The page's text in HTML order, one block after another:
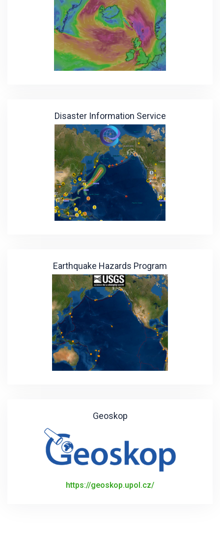
Disaster Information Service
Earthquake Hazards Program
Geoskop
https://geoskop.upol.cz/